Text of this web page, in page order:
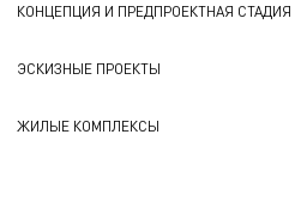
КОНЦЕПЦИЯ И ПРЕДПРОЕКТНАЯ СТАДИЯ
ЭСКИЗНЫЕ ПРОЕКТЫ
ЖИЛЫЕ КОМПЛЕКСЫ